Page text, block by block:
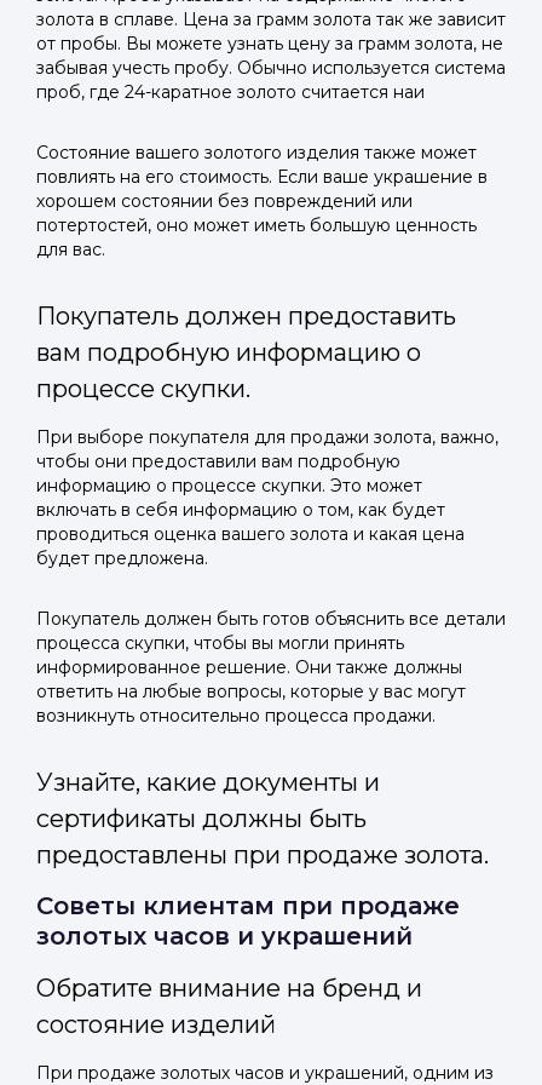
золота в сплаве. Цена за грамм золота так же зависит
от пробы. Вы можете узнать цену за грамм золота, не
забывая учесть пробу. Обычно используется система
проб, где 24-каратное золото считается наи
Состояние вашего золотого изделия также может
повлиять на его стоимость. Если ваше украшение в
хорошем состоянии без повреждений или
потертостей, оно может иметь большую ценность
для вас.
Покупатель должен предоставить
вам подробную информацию о
процессе скупки.
При выборе покупателя для продажи золота, важно,
чтобы они предоставили вам подробную
информацию о процессе скупки. Это может
включать в себя информацию о том, как будет
проводиться оценка вашего золота и какая цена
будет предложена.
Покупатель должен быть готов объяснить все детали
процесса скупки, чтобы вы могли принять
информированное решение. Они также должны
ответить на любые вопросы, которые у вас могут
возникнуть относительно процесса продажи.
Узнайте, какие документы и
сертификаты должны быть
предоставлены при продаже золота.
Советы клиентам при продаже
золотых часов и украшений
Обратите внимание на бренд и
состояние изделий
При продаже золотых часов и украшений, одним из